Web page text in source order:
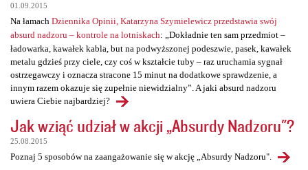
01.09.2015
Na łamach Dziennika Opinii, Katarzyna Szymielewicz przedstawia swój
absurd nadzoru – kontrole na lotniskach: „Dokładnie ten sam przedmiot –
ładowarka, kawałek kabla, but na podwyższonej podeszwie, pasek, kawałek
metalu gdzieś przy ciele, czy coś w kształcie tuby – raz uruchamia sygnał
ostrzegawczy i oznacza stracone 15 minut na dodatkowe sprawdzenie, a
innym razem okazuje się zupełnie niewidzialny”. A jaki absurd nadzoru
uwiera Ciebie najbardziej?
Jak wziąć udział w akcji „Absurdy Nadzoru"?
25.08.2015
Poznaj 5 sposobów na zaangażowanie się w akcję „Absurdy Nadzoru".